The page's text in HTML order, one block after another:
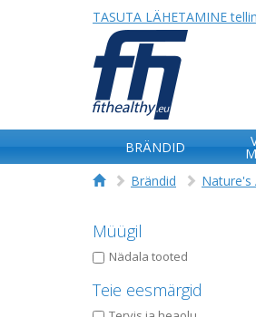
TASUTA LÄHETAMINE
BRÄNDID
Brändid
Nature's
Müügil
Nädala tooted
Teie eesmärgid